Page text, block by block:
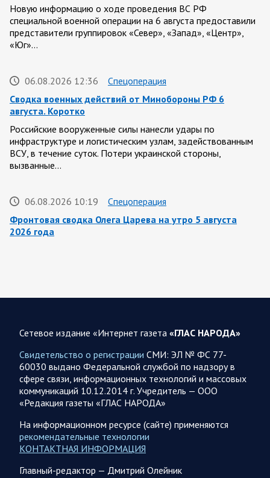
Новую информацию о ходе проведения ВС РФ
специальной военной операции на 6 августа предоставили
представители группировок «Север», «Запад», «Центр»,
«Юг»…
06.08.2026 12:36
Спецоперация
Сводка военных действий от Минобороны РФ 6
августа. Коротко
Российские вооруженные силы нанесли удары по
инфраструктуре и логистическим узлам, задействованным
ВСУ, в течение суток. Потери украинской стороны,
вызванные…
06.08.2026 10:19
Спецоперация
Фронтовая сводка Олега Царева на утро 5 августа
2026 года
Украинские террористы продолжают убивать мирное
население приграничных районов. Данные на 6 августа
За прошедшие сутки армия трусов и убийц, будучи не в
силах ничего противопоставить на поле боя, атаковала
гражданское население Белгородской…
06.08.2026 07:49
Спецоперация
Сводка на утро 6 августа 2026 года от Двух майоров
В Ярославле после налета перекрыто движение по
Сетевое издание «Интернет газета «ГЛАС НАРОДА»
Свидетельство о регистрации СМИ: ЭЛ № ФС 77-
60030 выдано Федеральной службой по надзору в
сфере связи, информационных технологий и массовых
коммуникаций 10.12.2014 г. Учредитель — ООО
«Редакция газеты «ГЛАС НАРОДА»
На информационном ресурсе (сайте) применяются
рекомендательные технологии
КОНТАКТНАЯ ИНФОРМАЦИЯ
Главный-редактор — Дмитрий Олейник